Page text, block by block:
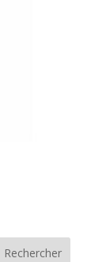
Rechercher